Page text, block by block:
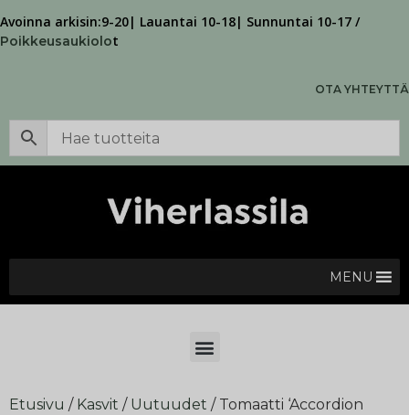
Avoinna arkisin:9-20| Lauantai 10-18| Sunnuntai 10-17 /
Poikkeusaukiolot
OTA YHTEYTTÄ
MENU
Etusivu / Kasvit / Uutuudet / Tomaatti ‘Accordion